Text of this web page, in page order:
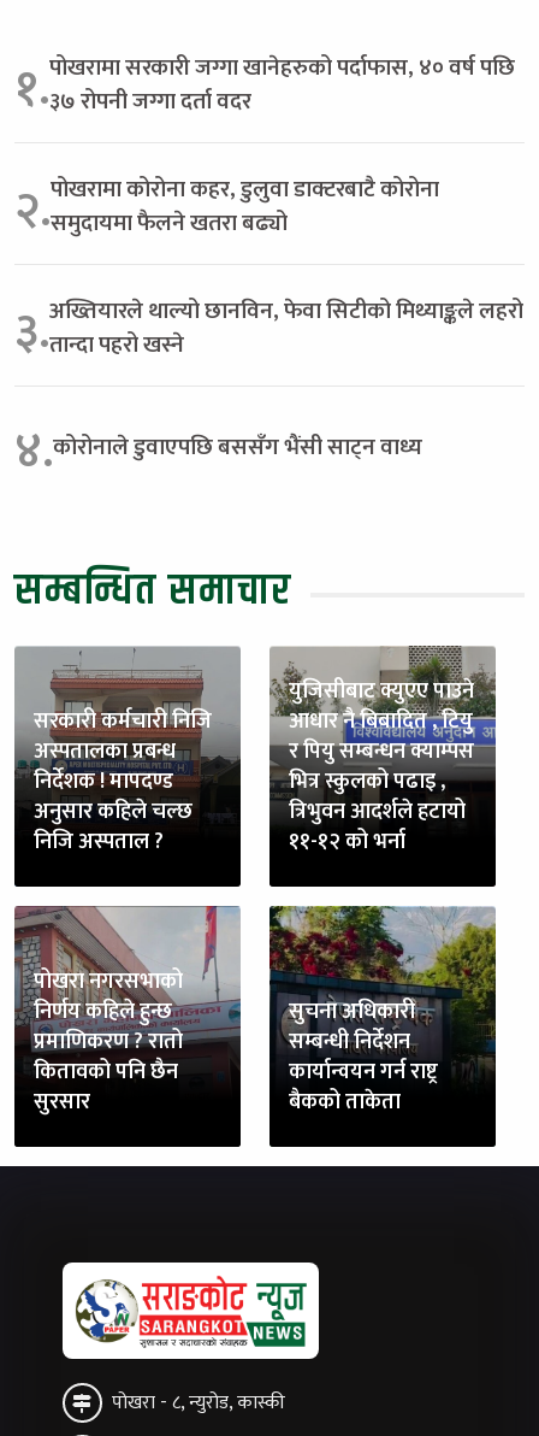
१.पोखरामा सरकारी जग्गा खानेहरुको पर्दाफास, ४० वर्ष पछि
३७ रोपनी जग्गा दर्ता वदर
२.पोखरामा कोरोना कहर, डुलुवा डाक्टरबाटै कोरोना
समुदायमा फैलने खतरा बढ्यो
३.अख्तियारले थाल्यो छानविन, फेवा सिटीको मिथ्याङ्कले लहरो
तान्दा पहरो खस्ने
४.कोरोनाले डुवाएपछि बससँग भैंसी साट्न वाध्य
सम्बन्धित समाचार
सरकारी कर्मचारी निजि
अस्पतालका प्रबन्ध
निर्देशक ! मापदण्ड
अनुसार कहिले चल्छ
निजि अस्पताल ?
युजिसीबाट क्युएए पाउने
आधार नै बिबादित , टियु
र पियु सम्बन्धन क्याम्पस
भित्र स्कुलको पढाइ ,
त्रिभुवन आदर्शले हटायो
११-१२ को भर्ना
पोखरा नगरसभाको
निर्णय कहिले हुन्छ
प्रमाणिकरण ? रातो
कितावको पनि छैन
सुरसार
सुचना अधिकारी
सम्बन्धी निर्देशन
कार्यान्वयन गर्न राष्ट्र
बैकको ताकेता
पोखरा - ८, न्युरोड, कास्की